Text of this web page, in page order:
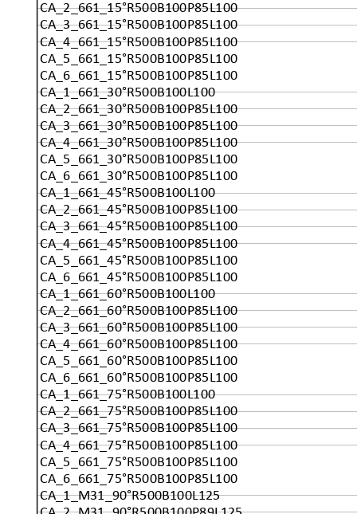
CA_2_661_15°R500B100P85L100
CA_3_661_15°R500B100P85L100
CA_4_661_15°R500B100P85L100
CA_5_661_15°R500B100P85L100
CA_6_661_15°R500B100P85L100
CA_1_661_30°R500B100L100
CA_2_661_30°R500B100P85L100
CA_3_661_30°R500B100P85L100
CA_4_661_30°R500B100P85L100
CA_5_661_30°R500B100P85L100
CA_6_661_30°R500B100P85L100
CA_1_661_45°R500B100L100
CA_2_661_45°R500B100P85L100
CA_3_661_45°R500B100P85L100
CA_4_661_45°R500B100P85L100
CA_5_661_45°R500B100P85L100
CA_6_661_45°R500B100P85L100
CA_1_661_60°R500B100L100
CA_2_661_60°R500B100P85L100
CA_3_661_60°R500B100P85L100
CA_4_661_60°R500B100P85L100
CA_5_661_60°R500B100P85L100
CA_6_661_60°R500B100P85L100
CA_1_661_75°R500B100L100
CA_2_661_75°R500B100P85L100
CA_3_661_75°R500B100P85L100
CA_4_661_75°R500B100P85L100
CA_5_661_75°R500B100P85L100
CA_6_661_75°R500B100P85L100
CA_1_M31_90°R500B100L125